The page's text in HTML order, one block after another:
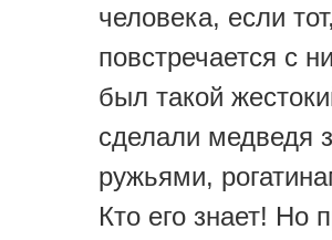
человека, если
повстречается с
был такой
сделали медведя
ружьями,
Кто его знает! Но